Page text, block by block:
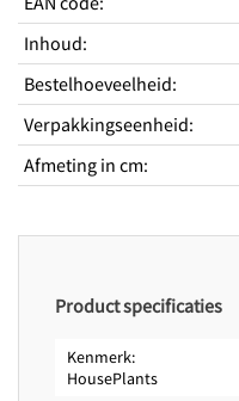
stengel of blad
Cactussen en vetplanten
Standplaats
Hoogte
1-
Type
Periodes
Inhoud:
Bestelhoeveelheid:
Verpakkingseenheid:
Afmeting in cm:
Product specificaties
Kenmerk
HousePlants